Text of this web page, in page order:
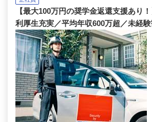
【最大100万円の奨学金返還支援あり
利厚生充実／平均年収600万超／未経